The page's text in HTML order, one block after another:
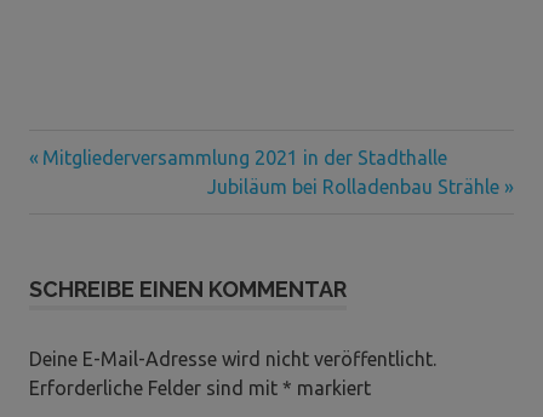
Beitragsnavigation
Vorheriger
Mitgliederversammlung 2021 in der Stadthalle
Nächster
Jubiläum bei Rolladenbau Strähle
SCHREIBE EINEN KOMMENTAR
Deine E-Mail-Adresse wird nicht veröffentlicht.
Erforderliche Felder sind mit * markiert